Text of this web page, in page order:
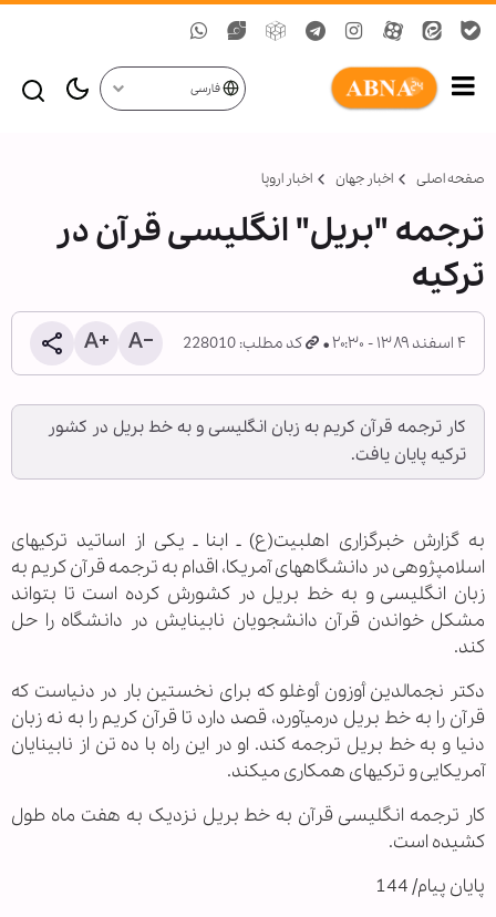
فارسی
صفحه اصلی اخبار جهان اخبار اروپا
ترجمه "بریل" انگلیسی قرآن در
ترکیه
۴ اسفند ۱۳۸۹ - ۲۰:۳۰ کد مطلب: 228010
کار ترجمه قرآن کریم به زبان انگلیسی و به خط بریل در کشور
ترکیه پایان یافت.
به گزارش خبرگزاری اهل‏بیت(ع) ـ ابنا ـ یکی از اساتید ترکیه‏ای
اسلام‏پژوهی در دانشگاه‏های آمریکا، اقدام به ترجمه قرآن کریم به
زبان انگلیسی و به خط بریل در کشورش کرده است تا بتواند
مشکل خواندن قرآن دانشجویان نابینایش در دانشگاه را حل
کند.
دکتر نجم‏الدین أوزون أوغلو که برای نخستین بار در دنیاست که
قرآن را به خط بریل درمی‏آورد، قصد دارد تا قرآن کریم را به نه زبان
دنیا و به خط بریل ترجمه کند. او در این راه با ده تن از نابینایان
آمریکایی و ترکیه‏ای همکاری می‏‏کند.
کار ترجمه انگلیسی قرآن به خط بریل نزدیک به هفت ماه طول
کشیده است.
پایان پیام/ 144